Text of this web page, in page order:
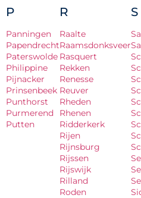
P
Panningen
Papendrecht
Paterswolde
Philippine
Pijnacker
Prinsenbeek
Punthorst
Purmerend
Putten
R
Raalte
Raamsdonksveer
Rasquert
Rekken
Renesse
Reuver
Rheden
Rhenen
Ridderkerk
Rijen
Rijnsburg
Rijssen
Rijswijk
Rilland
Roden
S